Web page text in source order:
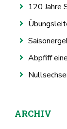
120 Jahre
Abpfiff
ARCHIV